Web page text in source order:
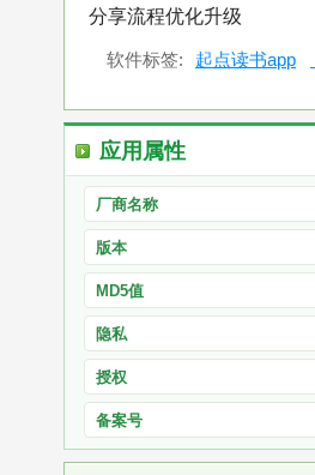
分享流程优化升级
软件标签: 起点读书app
应用属性
厂商名称
版本
MD5值
隐私
授权
备案号